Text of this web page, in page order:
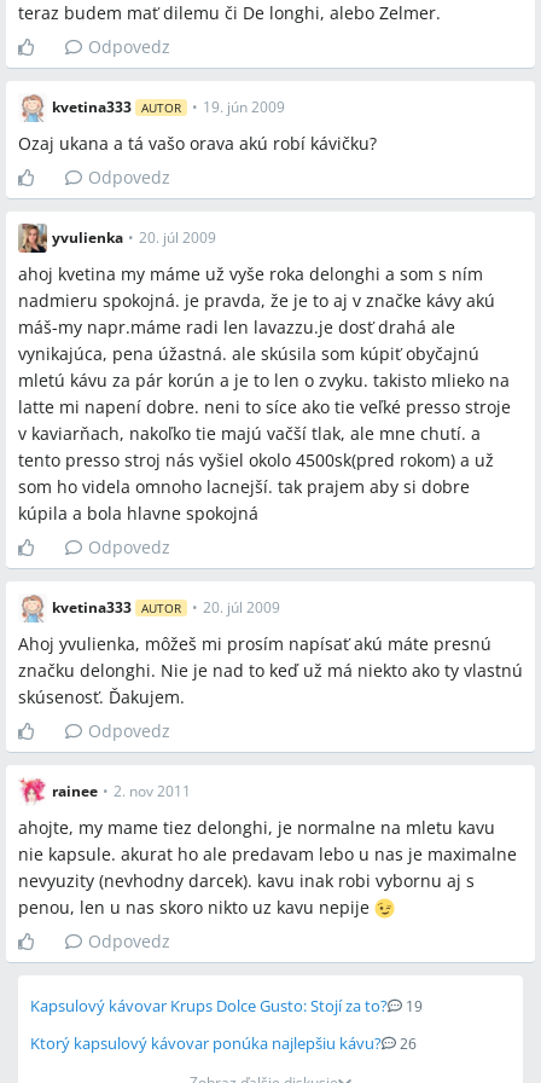
Dolce Gusto Piccolo, Rowenta Adagio ES-170, TopMoka (moka
kanvica), pákový kávovar, plnoautomatický kávovar, kapsulový
kávovar, parná tryska, externá nádoba na mlieko, integrovaný
mlynček, kapsule 16 ks ≈4 €, lavazzu
Miesta a osoby
žiadne
teraz budem mať dilemu či De longhi, alebo Zelmer.
Odpovedz
kvetina333 AUTOR • 19. jún 2009
Ozaj ukana a tá vašo orava akú robí kávičku?
Odpovedz
yvulienka • 20. júl 2009
ahoj kvetina my máme už vyše roka delonghi a som s ním
nadmieru spokojná. je pravda, že je to aj v značke kávy akú
máš-my napr.máme radi len lavazzu.je dosť drahá ale
vynikajúca, pena úžastná. ale skúsila som kúpiť obyčajnú
mletú kávu za pár korún a je to len o zvyku. takisto mlieko na
latte mi napení dobre. neni to síce ako tie veľké presso stroje
v kaviarňach, nakoľko tie majú vačší tlak, ale mne chutí. a
tento presso stroj nás vyšiel okolo 4500sk(pred rokom) a už
som ho videla omnoho lacnejší. tak prajem aby si dobre
kúpila a bola hlavne spokojná
Odpovedz
kvetina333 AUTOR • 20. júl 2009
Ahoj yvulienka, môžeš mi prosím napísať akú máte presnú
značku delonghi. Nie je nad to keď už má niekto ako ty vlastnú
skúsenosť. Ďakujem.
Odpovedz
rainee • 2. nov 2011
ahojte, my mame tiez delonghi, je normalne na mletu kavu
nie kapsule. akurat ho ale predavam lebo u nas je maximalne
nevyuzity (nevhodny darcek). kavu inak robi vybornu aj s
penou, len u nas skoro nikto uz kavu nepije
Odpovedz
Kapsulový kávovar Krups Dolce Gusto: Stojí za to? 19
Ktorý kapsulový kávovar ponúka najlepšiu kávu?
26